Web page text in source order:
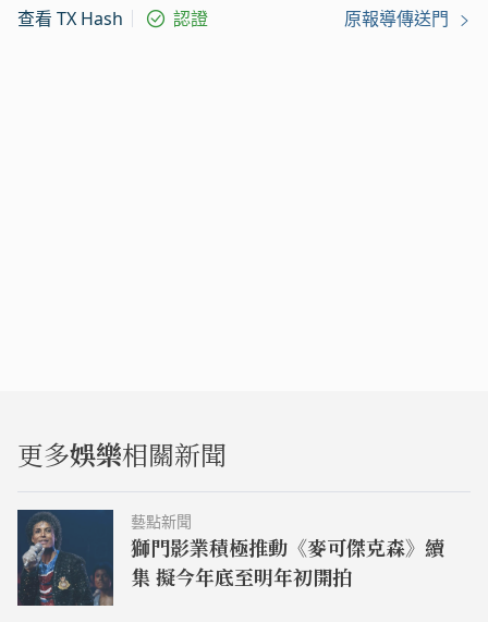
查看 TX Hash 認證 原報導傳送門
更多娛樂相關新聞
藝點新聞
獅門影業積極推動《麥可傑克森》續
集 擬今年底至明年初開拍